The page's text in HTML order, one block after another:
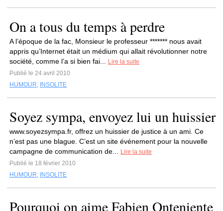
On a tous du temps à perdre
A l’époque de la fac, Monsieur le professeur ******* nous avait
appris qu’Internet était un médium qui allait révolutionner notre
société, comme l’a si bien fai...
Lire la suite
Publié le 24 avril 2010
HUMOUR, INSOLITE
Soyez sympa, envoyez lui un huissier
www.soyezsympa.fr, offrez un huissier de justice à un ami. Ce
n’est pas une blague. C’est un site événement pour la nouvelle
campagne de communication de...
Lire la suite
Publié le 18 février 2010
HUMOUR, INSOLITE
Pourquoi on aime Fabien Onteniente